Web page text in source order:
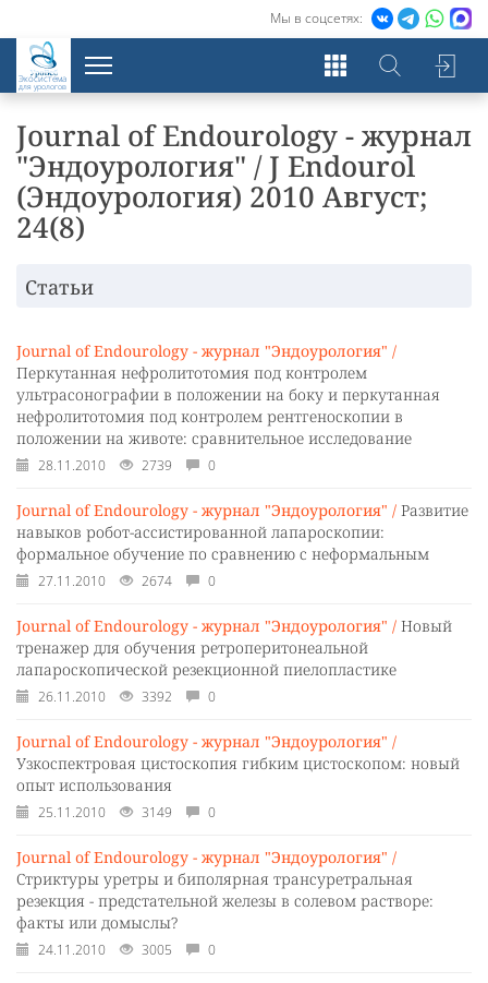
Мы в соцсетях:
Экосистема
для урологов
Journal of Endourology - журнал
"Эндоурология" / J Endourol
(Эндоурология) 2010 Август;
24(8)
Статьи
Journal of Endourology - журнал "Эндоурология" /
Перкутанная нефролитотомия под контролем
ультрасонографии в положении на боку и перкутанная
нефролитотомия под контролем рентгеноскопии в
положении на животе: сравнительное исследование
28.11.2010 2739 0
Journal of Endourology - журнал "Эндоурология" / Развитие
навыков робот-ассистированной лапароскопии:
формальное обучение по сравнению с неформальным
27.11.2010 2674 0
Journal of Endourology - журнал "Эндоурология" / Новый
тренажер для обучения ретроперитонеальной
лапароскопической резекционной пиелопластике
26.11.2010 3392 0
Journal of Endourology - журнал "Эндоурология" /
Узкоспектровая цистоскопия гибким цистоскопом: новый
опыт использования
25.11.2010 3149 0
Journal of Endourology - журнал "Эндоурология" /
Стриктуры уретры и биполярная трансуретральная
резекция - предстательной железы в солевом растворе:
факты или домыслы?
24.11.2010 3005 0